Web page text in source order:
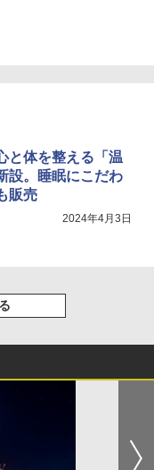
と体を整える「温
設。睡眠にこだわ
販売
2024年4月3日